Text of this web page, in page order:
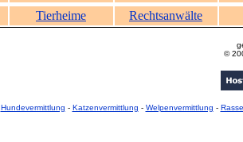
Tierheime Rechtsanwälte
©
Hundevermittlung - Katzenvermittlung - Welpenvermittlung -